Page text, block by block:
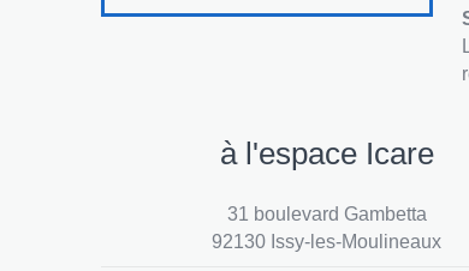
à l'espace Icare
31 boulevard Gambetta
92130 Issy-les-Moulineaux